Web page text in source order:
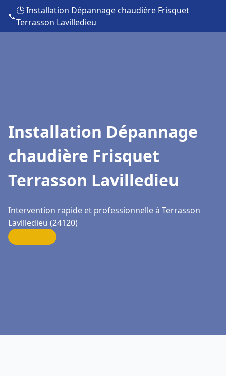
📞
🕒 Installation Dépannage chaudière Frisquet
Terrasson Lavilledieu
Installation Dépannage
chaudière Frisquet
Terrasson Lavilledieu
Intervention rapide et professionnelle à Terrasson
Lavilledieu (24120)